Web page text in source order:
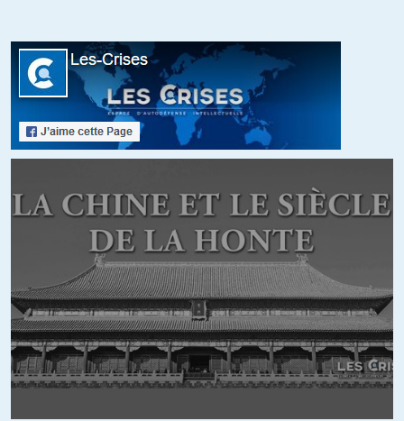
le départ). De plus, pour ajouter au malheur du système
représentatif sans contre-pouvoir, les partis qui ne représentent
pratiquement personne ont le monopole de la représentation
(militants rapportés aux nombres de votants/non votants).
+34 ALERTER
Wen//20.12.2015 à 15h04
C’est parfaitement vrai concernant Siyès : ce qui intéresse les
primo-révolutionnaires de 89 dans le Tiers-état, c’est la classe des
artisans et des propriétaires de manufactures. 93 et Robespierre
seront la réponse aux bourgeois du restant du tiers-état spolié
dès le départ par la bourgeoisie possédante !!! Il y a quelques
pages dans « qu’est-ce que le tiers-état ? » de Siyès qui expliquent
fort bien ce que dit Marx quant à l’essence de la révolution
française : ce ne fut en rien l’affaire d’une émancipation de
pauvres !